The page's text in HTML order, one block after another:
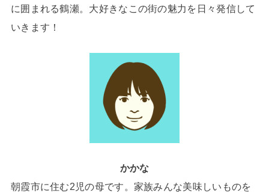
に囲まれる鶴瀬。大好きなこの街の魅力を日々発信して
いきます！
かかな
朝霞市に住む2児の母です。家族みんな美味しいものを